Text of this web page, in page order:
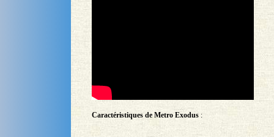
Caractéristiques de Metro Exodus: